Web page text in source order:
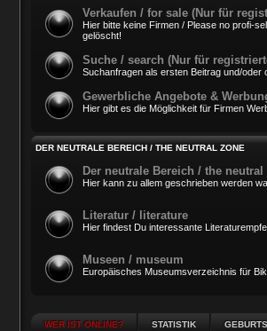
Verkaufen / for sale (Nur für
Hier bitte keine Firmen / Please no profi-
gelöscht!
Suche / search (Nur für
Suchanfragen als ersten Beitrag und/oder
Gewerbliche Angebote &
Hier gibt es die Möglichkeit für Firmen
DER NEUTRALE BEREICH / THE NEUTRAL ZONE
Der neutrale Bereich / the neutral
Hier kann zu allem geschrieben werden
Literatur / literature
Hier findest Du interessante
Museen / museum
Europäisches Museumsverzeichnis für
WER IST ONLINE? STATISTIK